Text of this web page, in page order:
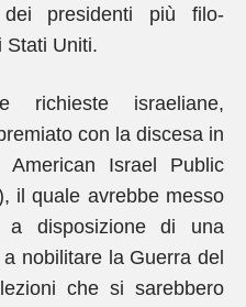
presidenti più filo-
Stati Uniti.
richieste israeliane,
con la discesa in
American Israel Public
il quale avrebbe messo
disposizione di una
nobilitare la Guerra del
che si sarebbero